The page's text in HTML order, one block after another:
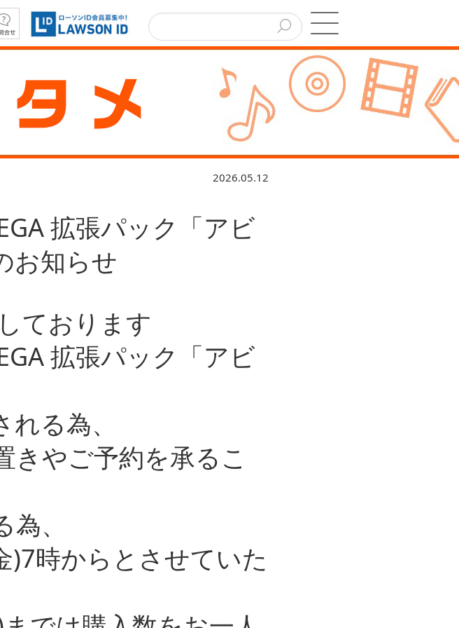
2026.05.12
拡張パック「アビ
お知らせ
ております
拡張パック「アビ
る為、
きやご予約を承るこ
、
)7時からとさせていた